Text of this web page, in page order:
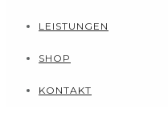
LEISTUNGEN
SHOP
KONTAKT